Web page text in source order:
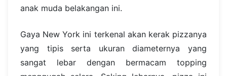
anak muda belakangan ini.
Gaya New York ini terkenal akan kerak pizzanya
yang tipis serta ukuran diameternya yang
sangat lebar dengan bermacam topping